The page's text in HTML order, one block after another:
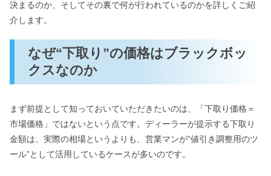
決まるのか、そしてその裏で何が行われているのかを詳しくご紹
介します。
なぜ“下取り”の価格はブラックボッ
クスなのか
まず前提として知っておいていただきたいのは、「下取り価格＝
市場価格」ではないという点です。ディーラーが提示する下取り
金額は、実際の相場というよりも、営業マンが“値引き調整用のツ
ール”として活用しているケースが多いのです。